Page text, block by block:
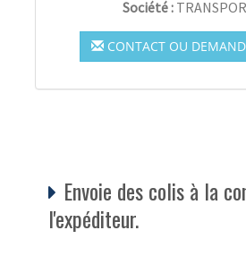
Société :
CONTACT OU
Envoie des colis à la
l'expéditeur.